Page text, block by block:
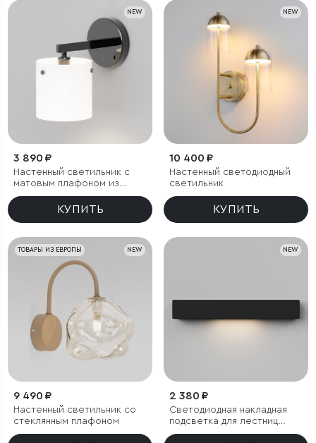
NEW
3 890 ₽
Настенный светильник с
матовым плафоном из
стекла
КУПИТЬ
NEW
10 400 ₽
Настенный светодиодный
светильник
КУПИТЬ
NEW
ТОВАРЫ ИЗ ЕВРОПЫ
9 490 ₽
Настенный светильник со
стеклянным плафоном
NEW
2 380 ₽
Светодиодная накладная
подсветка для лестниц
40163/LED 3000К черный